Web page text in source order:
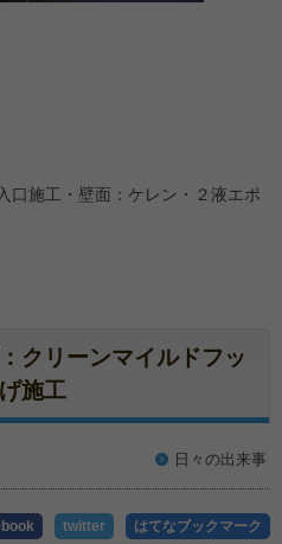
・壁面：ケレン・２液エポ
クリーンマイルドフッ
施工
日々の出来事
twitter はてなブックマーク